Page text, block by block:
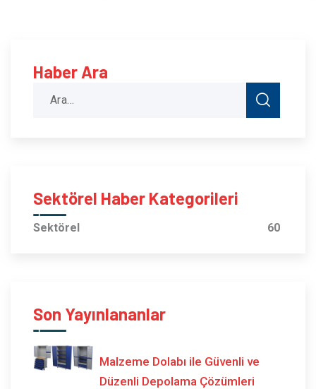
Haber Ara
Sektörel Haber Kategorileri
Sektörel 60
Son Yayınlananlar
Malzeme Dolabı ile Güvenli ve
Düzenli Depolama Çözümleri